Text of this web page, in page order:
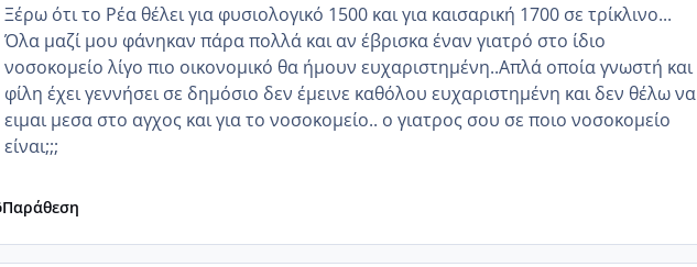
Ξέρω ότι το Ρέα θέλει για φυσιολογικό 1500 και για καισαρική 1700 σε τρίκλινο...
Όλα μαζί μου φάνηκαν πάρα πολλά και αν έβρισκα έναν γιατρό στο ίδιο
νοσοκομείο λίγο πιο οικονομικό θα ήμουν ευχαριστημένη..Απλά οποία γνωστή και
φίλη έχει γεννήσει σε δημόσιο δεν έμεινε καθόλου ευχαριστημένη και δεν θέλω να
ειμαι μεσα στο αγχος και για το νοσοκομείο.. ο γιατρος σου σε ποιο νοσοκομείο
είναι;;;
Παράθεση